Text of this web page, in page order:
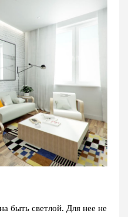
быть светлой. Для нее не